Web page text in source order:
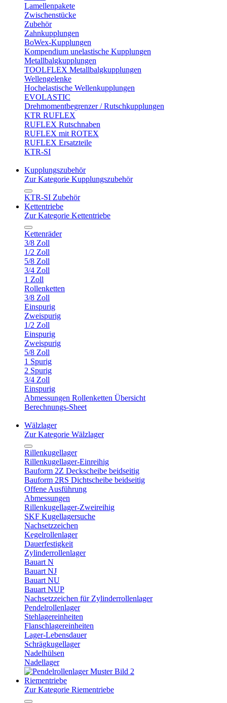
Lamellenpakete
Zwischenstücke
Zubehör
Zahnkupplungen
BoWex-Kupplungen
Kompendium unelastische Kupplungen
Metallbalgkupplungen
TOOLFLEX Metallbalgkupplungen
Wellengelenke
Hochelastische Wellenkupplungen
EVOLASTIC
Drehmomentbegrenzer / Rutschkupplungen
KTR RUFLEX
RUFLEX Rutschnaben
RUFLEX mit ROTEX
RUFLEX Ersatzteile
KTR-SI
Kupplungszubehör
Zur Kategorie Kupplungszubehör
KTR-SI Zubehör
Kettentriebe
Zur Kategorie Kettentriebe
Kettenräder
3/8 Zoll
1/2 Zoll
5/8 Zoll
3/4 Zoll
1 Zoll
Rollenketten
3/8 Zoll
Einspurig
Zweispurig
1/2 Zoll
Einspurig
Zweispurig
5/8 Zoll
1 Spurig
2 Spurig
3/4 Zoll
Einspurig
Abmessungen Rollenketten Übersicht
Berechnungs-Sheet
Wälzlager
Zur Kategorie Wälzlager
Rillenkugellager
Rillenkugellager-Einreihig
Bauform 2Z Deckscheibe beidseitig
Bauform 2RS Dichtscheibe beidseitig
Offene Ausführung
Abmessungen
Rillenkugellager-Zweireihig
SKF Kugellagersuche
Nachsetzzeichen
Kegelrollenlager
Dauerfestigkeit
Zylinderrollenlager
Bauart N
Bauart NJ
Bauart NU
Bauart NUP
Nachsetzzeichen für Zylinderrollenlager
Pendelrollenlager
Stehlagereinheiten
Flanschlagereinheiten
Lager-Lebensdauer
Schrägkugellager
Nadelhülsen
Nadellager
Riementriebe
Zur Kategorie Riementriebe